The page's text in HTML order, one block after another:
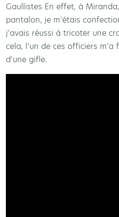
Gaullistes En effet, à
pantalon, je m’étais
j’avais réussi à tricoter une
cela, l’un de ces officiers
d’une gifle.